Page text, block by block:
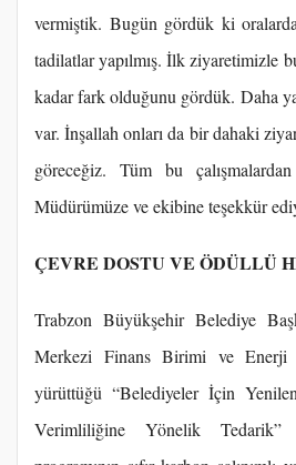
vermiştik. Bugün gördük ki
tadilatlar yapılmış. İlk ziyaretimizle
kadar fark olduğunu gördük. Daha
var. İnşallah onları da bir dahaki
göreceğiz. Tüm bu
Müdürümüze ve ekibine teşekkür
ÇEVRE DOSTU VE ÖDÜLLÜ
Trabzon Büyükşehir Belediye
Merkezi Finans Birimi ve Enerji
yürüttüğü “Belediyeler İçin
Verimliliğine Yönelik